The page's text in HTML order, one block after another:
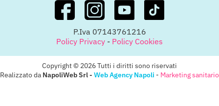
P.Iva 07143761216
Policy Privacy - Policy Cookies
Copyright © 2026 Tutti i diritti sono riservati
Realizzato da NapoliWeb Srl - Web Agency Napoli - Marketing sanitario